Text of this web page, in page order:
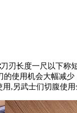
刃长度一尺以下
使用机会大幅减少
,另武士们切腹使用